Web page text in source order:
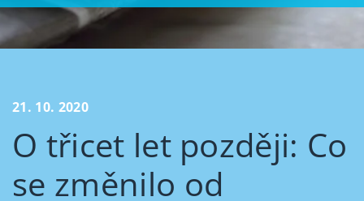
21. 10. 2020
O třicet let později: Co
se změnilo od